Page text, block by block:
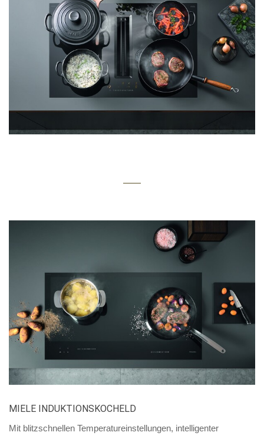
MIELE INDUKTIONSKOCHELD
Mit blitzschnellen Temperatureinstellungen, intelligenter